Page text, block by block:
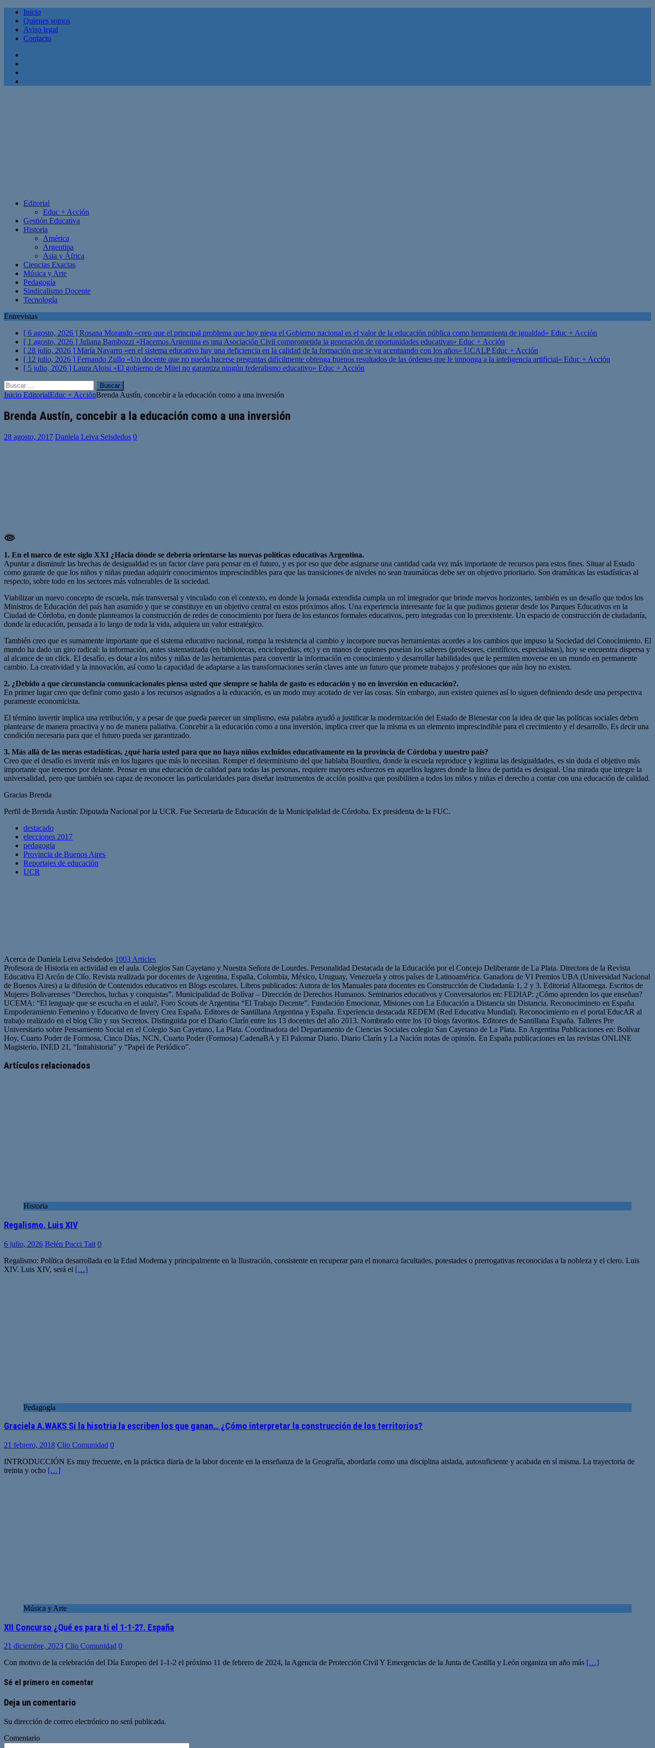
Inicio
Quienes somos
Aviso legal
Contacto
Editorial
Educ + Acción
Gestión Educativa
Historia
América
Argentina
Asia y África
Ciencias Exactas
Música y Arte
Pedagogía
Sindicalismo Docente
Tecnología
Entrevistas
[ 6 agosto, 2026 ] Rosana Morando «creo que el principal problema que hoy niega el Gobierno nacional es el valor de la educación pública como herramienta de igualdad» Educ + Acción
[ 1 agosto, 2026 ] Juliana Bambozzi «Hacemos Argentina es una Asociación Civil comprometida la generación de oportunidades educativas» Educ + Acción
[ 28 julio, 2026 ] María Navarro «en el sistema educativo hay una deficiencia en la calidad de la formación que se va acentuando con los años» UCALPEduc + Acción
[ 12 julio, 2026 ] Fernando Zullo «Un docente que no pueda hacerse preguntas difícilmente obtenga buenos resultados de las órdenes que le imponga a la inteligencia artificial» Educ + Acción
[ 5 julio, 2026 ] Laura Aloisi «El gobierno de Milei no garantiza ningún federalismo educativo» Educ + Acción
Buscar:
Inicio EditorialEduc + AcciónBrenda Austín, concebir a la educación como a una inversión
Brenda Austín, concebir a la educación como a una inversión
28 agosto, 2017 Daniela Leiva Seisdedos 0
1. En el marco de este siglo XXI ¿Hacia dónde se debería orientarse las nuevas políticas educativas Argentina.
Apuntar a disminuir las brechas de desigualdad es un factor clave para pensar en el futuro, y es por eso que debe asignarse una cantidad cada vez más importante de recursos para estos fines. Situar al Estado
como garante de que los niños y niñas puedan adquirir conocimientos imprescindibles para que las transiciones de niveles no sean traumáticas debe ser un objetivo prioritario. Son dramáticas las estadísticas al
respecto, sobre todo en los sectores más vulnerables de la sociedad.
Viabilizar un nuevo concepto de escuela, más transversal y vinculado con el contexto, en donde la jornada extendida cumpla un rol integrador que brinde nuevos horizontes, también es un desafío que todos los
Ministros de Educación del país han asumido y que se constituye en un objetivo central en estos próximos años. Una experiencia interesante fue la que pudimos generar desde los Parques Educativos en la
Ciudad de Córdoba, en donde planteamos la construcción de redes de conocimiento por fuera de los estancos formales educativos, pero integradas con lo preexistente. Un espacio de construcción de ciudadanía,
donde la educación, pensada a lo largo de toda la vida, adquiera un valor estratégico.
También creo que es sumamente importante que el sistema educativo nacional, rompa la resistencia al cambio y incorpore nuevas herramientas acordes a los cambios que impuso la Sociedad del Conocimiento. El
mundo ha dado un giro radical: la información, antes sistematizada (en bibliotecas, enciclopedias, etc) y en manos de quienes poseían los saberes (profesores, científicos, especialistas), hoy se encuentra dispersa y
al alcance de un click. El desafío, es dotar a los niños y niñas de las herramientas para convertir la información en conocimiento y desarrollar habilidades que le permiten moverse en un mundo en permanente
cambio. La creatividad y la innovación, así como la capacidad de adaptarse a las transformaciones serán claves ante un futuro que promete trabajos y profesiones que aún hoy no existen.
2. ¿Debido a que circunstancia comunicacionales piensa usted que siempre se habla de gasto es educación y no en inversión en educación?.
En primer lugar creo que definir como gasto a los recursos asignados a la educación, es un modo muy acotado de ver las cosas. Sin embargo, aun existen quienes así lo siguen definiendo desde una perspectiva
puramente economicista.
El término invertir implica una retribución, y a pesar de que pueda parecer un simplismo, esta palabra ayudó a justificar la modernización del Estado de Bienestar con la idea de que las políticas sociales deben
plantearse de manera proactiva y no de manera paliativa. Concebir a la educación como a una inversión, implica creer que la misma es un elemento imprescindible para el crecimiento y el desarrollo. Es decir una
condición necesaria para que el futuro pueda ser garantizado.
3. Más allá de las meras estadísticas, ¿qué haría usted para que no haya niños excluidos educativamente en la provincia de Córdoba y nuestro país?
Creo que el desafío es invertir más en los lugares que más lo necesitan. Romper el determinismo del que hablaba Bourdieu, donde la escuela reproduce y legitima las desigualdades, es sin duda el objetivo más
importante que tenemos por delante. Pensar en una educación de calidad para todas las personas, requiere mayores esfuerzos en aquellos lugares donde la línea de partida es desigual. Una mirada que integre la
universalidad, pero que también sea capaz de reconocer las particularidades para diseñar instrumentos de acción positiva que posibiliten a todos los niños y niñas el derecho a contar con una educación de calidad.
Gracias Brenda
Perfil de Brenda Austín: Diputada Nacional por la UCR. Fue Secretaria de Educación de la Municipalidad de Córdoba. Ex presidenta de la FUC.
destacado
elecciones 2017
pedagogía
Provincia de Buenos Aires
Reportajes de educación
UCR
Acerca de Daniela Leiva Seisdedos 1003 Articles
Profesora de Historia en actividad en el aula. Colegios San Cayetano y Nuestra Señora de Lourdes. Personalidad Destacada de la Educación por el Concejo Deliberante de La Plata. Directora de la Revista
Educativa El Arcón de Clío. Revista realizada por docentes de Argentina, España, Colombia, México, Uruguay, Venezuela y otros países de Latinoamérica. Ganadora de VI Premios UBA (Universidad Nacional
de Buenos Aires) a la difusión de Contenidos educativos en Blogs escolares. Libros publicados: Autora de los Manuales para docentes en Construcción de Ciudadanía 1, 2 y 3. Editorial Alfaomega. Escritos de
Mujeres Bolivarenses “Derechos, luchas y conquistas”. Municipalidad de Bolívar – Dirección de Derechos Humanos. Seminarios educativos y Conversatorios en: FEDIAP: ¿Cómo aprenden los que enseñan?
UCEMA: “El lenguaje que se escucha en el aula?, Foro Scouts de Argentina “El Trabajo Decente”. Fundación Emocionar, Misiones con La Educación a Distancia sin Distancia. Reconocimineto en España
Empoderamiento Femenino y Educativo de Invery Crea España. Editores de Santillana Argentina y España. Experiencia destacada REDEM (Red Educativa Mundial). Reconocimiento en el portal EducAR al
trabajo realizado en el blog Clio y sus Secretos. Distinguida por el Diario Clarín entre los 13 docentes del año 2013. Nombrado entre los 10 blogs favoritos. Editores de Santillana España. Talleres Pre
Universitario sobre Pensamiento Social en el Colegio San Cayetano, La Plata. Coordinadora del Departamento de Ciencias Sociales colegio San Cayetano de La Plata. En Argentina Publicaciones en: Bolívar
Hoy, Cuarto Poder de Formosa, Cinco Días, NCN, Cuarto Poder (Formosa) CadenaBA y El Palomar Diario. Diario Clarín y La Nación notas de opinión. En España publicaciones en las revistas ONLINE
Magisterio, INED 21, “Intrahistoria” y “Papel de Periódico”.
web
Artículos relacionados
Historia
Regalismo. Luis XIV
6 julio, 2026 Belén Pucci Tait 0
Regalismo: Política desarrollada en la Edad Moderna y principalmente en la Ilustración, consistente en recuperar para el monarca facultades, potestades o prerrogativas reconocidas a la nobleza y el clero. Luis
XIV. Luis XIV, será el […]
Pedagogía
Graciela A.WAKS Si la hisotria la escriben los que ganan… ¿Cómo interpretar la construcción de los territorios?
21 febrero, 2018 Clio Comunidad 0
INTRODUCCIÓN Es muy frecuente, en la práctica diaria de la labor docente en la enseñanza de la Geografía, abordarla como una disciplina aislada, autosuficiente y acabada en sí misma. La trayectoria de
treinta y ocho […]
Música y Arte
XII Concurso ¿Qué es para ti el 1-1-2?. España
21 diciembre, 2023 Clio Comunidad 0
Con motivo de la celebración del Día Europeo del 1-1-2 el próximo 11 de febrero de 2024, la Agencia de Protección Civil Y Emergencias de la Junta de Castilla y León organiza un año más […]
Sé el primero en comentar
Deja un comentario
Su dirección de correo electrónico no será publicada.
Comentario